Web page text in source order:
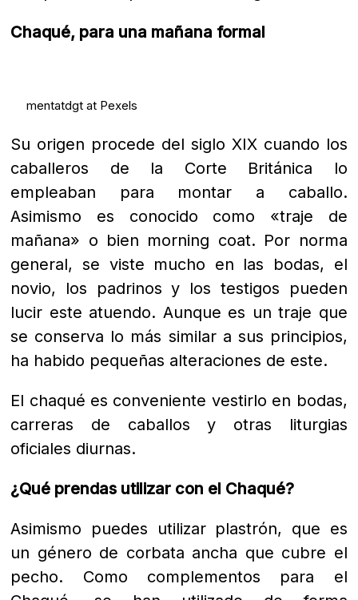
Chaqué, para una mañana formal
mentatdgt at Pexels
Su origen procede del siglo XIX cuando los
caballeros de la Corte Británica lo
empleaban para montar a caballo.
Asimismo es conocido como «traje de
mañana» o bien morning coat. Por norma
general, se viste mucho en las bodas, el
novio, los padrinos y los testigos pueden
lucir este atuendo. Aunque es un traje que
se conserva lo más similar a sus principios,
ha habido pequeñas alteraciones de este.
El chaqué es conveniente vestirlo en bodas,
carreras de caballos y otras liturgias
oficiales diurnas.
¿Qué prendas utilizar con el Chaqué?
Asimismo puedes utilizar plastrón, que es
un género de corbata ancha que cubre el
pecho. Como complementos para el